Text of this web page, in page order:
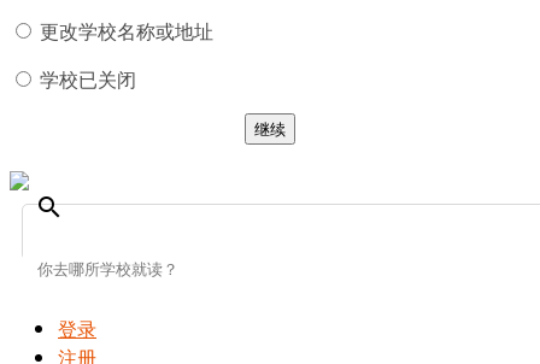
更改学校名称或地址
学校已关闭
继续
search
登录
注册